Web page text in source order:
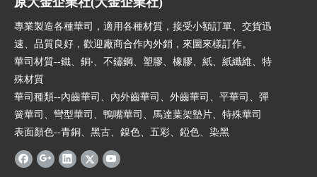
專業製造各種華司，適用各種材質，接受小額訂單、交貨迅
速、品質良好，歡迎廠商合作內外銷，來圖來樣訂作。
華司材質--鐵、銅‧、不鏽鋼、塑膠、橡膠、紙、紙纖維、特
殊材質
華司種類--內齒華司、內外齒華司、外齒華司、平華司、彈
簧華司、彎型華司、鴨嘴華司、馬達葉架墊片、特殊華司
表面顏色--青銅、黑古、鎳色、五彩、錏色、染黑